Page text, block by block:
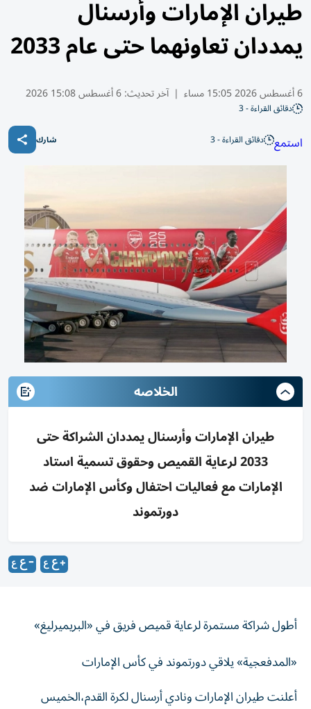
طيران الإمارات وأرسنال
يمددان تعاونهما حتى عام 2033
6 أغسطس 2026 15:05 مساء | آخر تحديث:6 أغسطس 15:08 2026
دقائق القراءة - 3
استمع دقائق القراءة - 3 شارك
الخلاصه
طيران الإمارات وأرسنال يمددان الشراكة حتى
2033 لرعاية القميص وحقوق تسمية استاد
الإمارات مع فعاليات احتفال وكأس الإمارات ضد
دورتموند
أطول شراكة مستمرة لرعاية قميص فريق في «البريميرليغ»